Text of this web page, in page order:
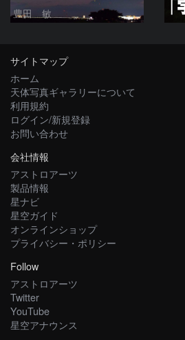
豊田 敏
サイトマップ
ホーム
天体写真ギャラリーについて
利用規約
ログイン/新規登録
お問い合わせ
会社情報
アストロアーツ
製品情報
星ナビ
星空ガイド
オンラインショップ
プライバシー・ポリシー
Follow
アストロアーツ
Twitter
YouTube
星空アナウンス